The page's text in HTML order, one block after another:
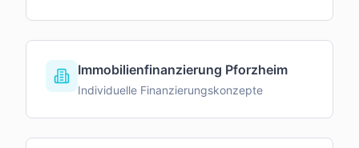
Immobilienfinanzierung Pforzheim
Individuelle Finanzierungskonzepte